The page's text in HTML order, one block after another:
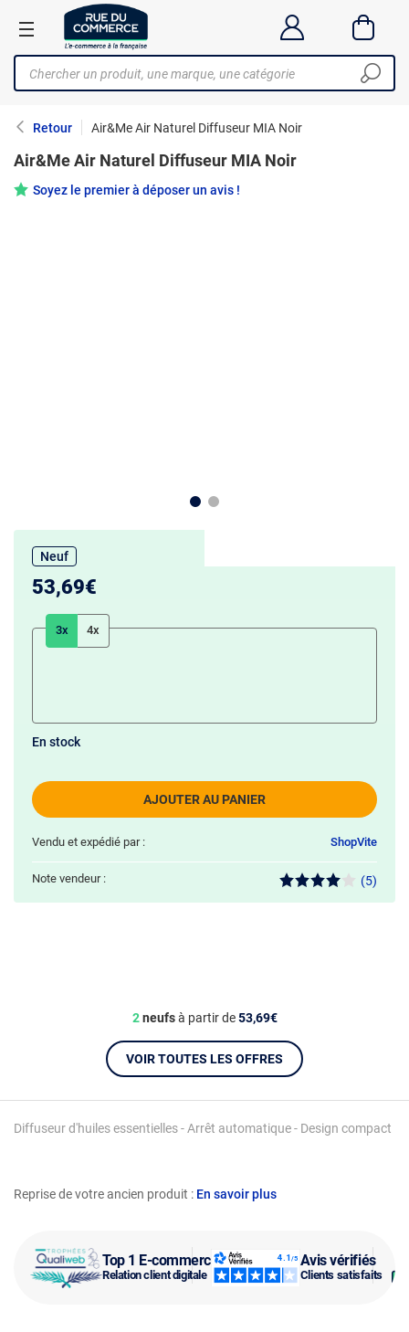
Retour Air&Me Air Naturel Diffuseur MIA Noir
Top 1 E-commerce
Relation client digitale
Avis vérifiés
Clients satisfaits
Reprise de votre ancien produit : En savoir plus
Air&Me Air Naturel Diffuseur MIA Noir
Soyez le premier à déposer un avis !
Diffuseur d'huiles essentielles - Arrêt automatique - Design compact
Neuf
53,69€
3x 4x
AJOUTER AU PANIER
En stock
Vendu et expédié par : ShopVite
Note vendeur : (5)
2neufsà partir de53,69€
VOIR TOUTES LES OFFRES